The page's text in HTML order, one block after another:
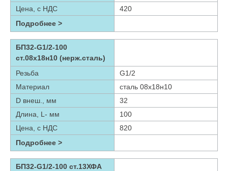
Цена, с НДС
420
Подробнее >
БП32-G1/2-100
ст.08х18н10 (нерж.сталь)
Резьба
G1/2
Материал
сталь 08х18н10
D внеш., мм
32
Длина, L- мм
100
Цена, с НДС
820
Подробнее >
БП32-G1/2-100 ст.13ХФА